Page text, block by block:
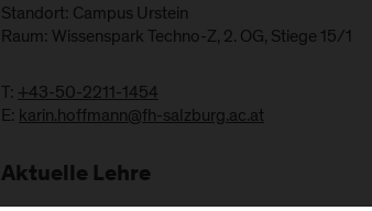
Standort: Campus Urstein
Raum: Wissenspark Techno-Z, 2. OG, Stiege 15/1
T: +43-50-2211-1454
E: karin.hoffmann@fh-salzburg.ac.at
Aktuelle Lehre